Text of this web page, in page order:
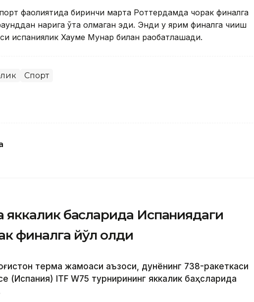
фаолиятида биринчи марта Роттердамда чорак финалга
нарига ўта олмаган эди. Энди у ярим финалга чиқиш
испаниялик Хауме Мунар билан рақобатлашади.
Спорт
баҳсларида Испаниядаги
финалга йўл олди
терма жамоаси аъзоси, дунёнинг 738-ракеткаси
(Испания) ITF W75 турнирининг яккалик баҳсларида